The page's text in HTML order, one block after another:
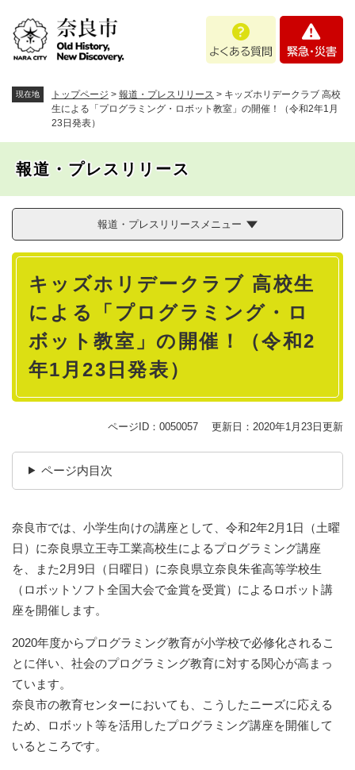
。
あ
問
・
現在地 トップページ > 報道・プレスリリース > キッズホリデークラブ 高校
生による「プログラミング・ロボット教室」の開催！（令和2年1月
23日発表）
報道・プレスリリース
報道・プレスリリースメニュー
本
キッズホリデークラブ 高校生
による「プログラミング・ロ
ボット教室」の開催！（令和2
年1月23日発表）
ページID：0050057 更新日：2020年1月23日更新
ページ内目次
奈良市では、小学生向けの講座として、令和2年2月1日（土曜
日）に奈良県立王寺工業高校生によるプログラミング講座
を、また2月9日（日曜日）に奈良県立奈良朱雀高等学校生
（ロボットソフト全国大会で金賞を受賞）によるロボット講
座を開催します。
2020年度からプログラミング教育が小学校で必修化されるこ
とに伴い、社会のプログラミング教育に対する関心が高まっ
ています。
奈良市の教育センターにおいても、こうしたニーズに応える
ため、ロボット等を活用したプログラミング講座を開催して
いるところです。